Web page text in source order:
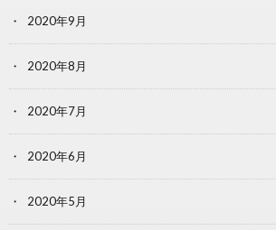
2020年9月
2020年8月
2020年7月
2020年6月
2020年5月